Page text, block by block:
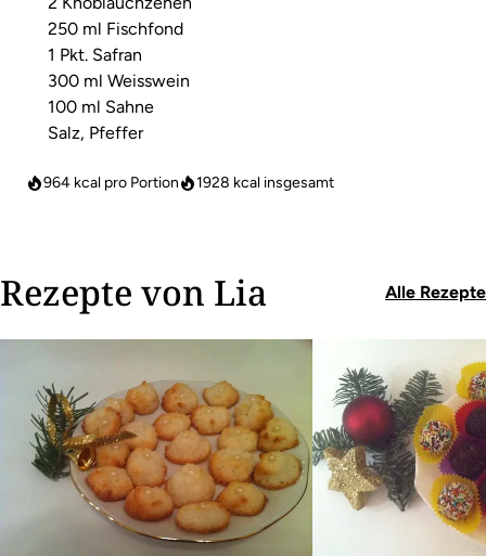
250 ml Fischfond
1 Pkt. Safran
300 ml Weisswein
100 ml Sahne
Salz, Pfeffer
964 kcal pro Portion 1928 kcal insgesamt
Rezepte von Lia Alle Rezepte